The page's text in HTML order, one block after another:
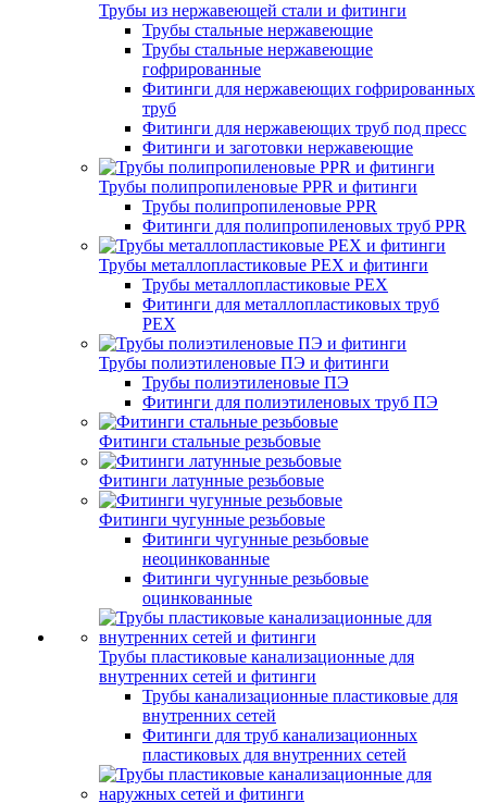
Трубы из нержавеющей стали и фитинги
Трубы стальные нержавеющие
Трубы стальные нержавеющие
гофрированные
Фитинги для нержавеющих гофрированных
труб
Фитинги для нержавеющих труб под пресс
Фитинги и заготовки нержавеющие
Трубы полипропиленовые PPR и фитинги
Трубы полипропиленовые PPR
Фитинги для полипропиленовых труб PPR
Трубы металлопластиковые PEX и фитинги
Трубы металлопластиковые PEX
Фитинги для металлопластиковых труб
PEX
Трубы полиэтиленовые ПЭ и фитинги
Трубы полиэтиленовые ПЭ
Фитинги для полиэтиленовых труб ПЭ
Фитинги стальные резьбовые
Фитинги латунные резьбовые
Фитинги чугунные резьбовые
Фитинги чугунные резьбовые
неоцинкованные
Фитинги чугунные резьбовые
оцинкованные
Трубы пластиковые канализационные для
внутренних сетей и фитинги
Трубы канализационные пластиковые для
внутренних сетей
Фитинги для труб канализационных
пластиковых для внутренних сетей